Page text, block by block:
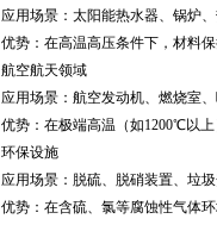
应用场景：太阳能热水器、锅炉
优势：在高温高压条件下，材料
航空航天领域
应用场景：航空发动机、燃烧室
优势：在极端高温（如1200℃以
环保设施
应用场景：脱硫、脱硝装置、垃
优势：在含硫、氯等腐蚀性气体